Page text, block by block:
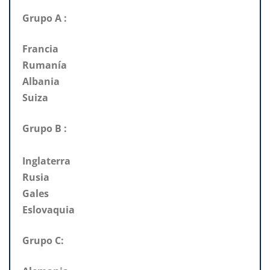
Grupo A :
Francia
Rumanía
Albania
Suiza
Grupo B :
Inglaterra
Rusia
Gales
Eslovaquia
Grupo C: